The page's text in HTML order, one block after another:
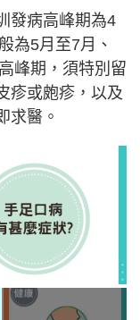
發病高峰期為4
為5月至7月、
峰期，須特別留
疹或皰疹，以及
求醫。